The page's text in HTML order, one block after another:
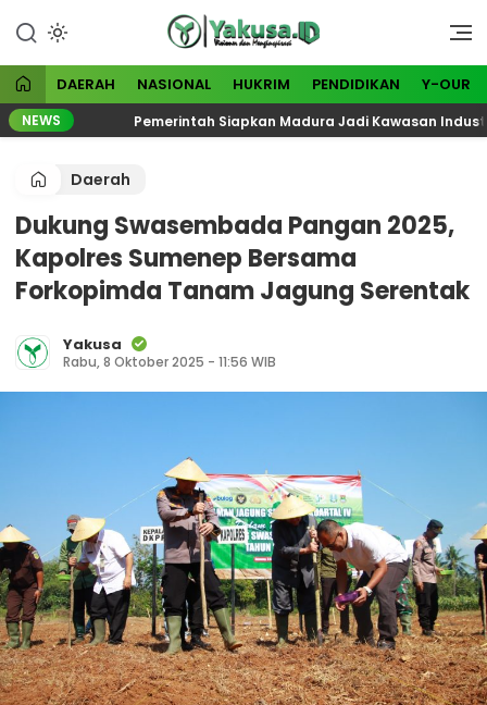
konten
Yakusa
Visioner dan Menginspirasi
DAERAH NASIONAL HUKRIM PENDIDIKAN Y-OUR
NEWS Pemerintah Siapkan Madura Jadi Kawasan Industri
Daerah
Dukung Swasembada Pangan 2025,
Kapolres Sumenep Bersama
Forkopimda Tanam Jagung Serentak
Yakusa
Rabu, 8 Oktober 2025 - 11:56 WIB